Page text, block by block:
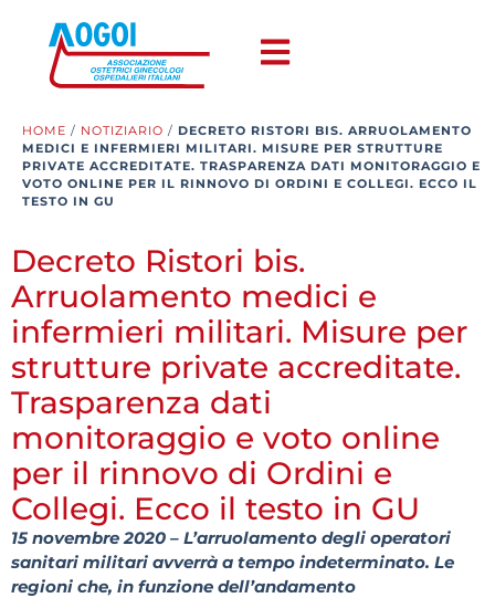
HOME / NOTIZIARIO / DECRETO RISTORI BIS. ARRUOLAMENTO
MEDICI E INFERMIERI MILITARI. MISURE PER STRUTTURE
PRIVATE ACCREDITATE. TRASPARENZA DATI MONITORAGGIO E
VOTO ONLINE PER IL RINNOVO DI ORDINI E COLLEGI. ECCO IL
TESTO IN GU
Decreto Ristori bis.
Arruolamento medici e
infermieri militari. Misure per
strutture private accreditate.
Trasparenza dati
monitoraggio e voto online
per il rinnovo di Ordini e
Collegi. Ecco il testo in GU
15 novembre 2020 – L’arruolamento degli operatori
sanitari militari avverrà a tempo indeterminato. Le
regioni che, in funzione dell’andamento